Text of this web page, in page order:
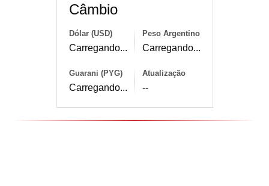
Câmbio
Dólar (USD)
Carregando...
Peso Argentino
Carregando...
Guarani (PYG)
Carregando...
Atualização
--